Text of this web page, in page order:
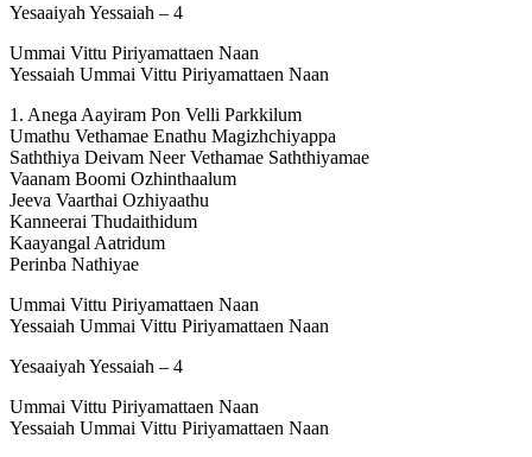
Yesaaiyah Yessaiah – 4
Ummai Vittu Piriyamattaen Naan
Yessaiah Ummai Vittu Piriyamattaen Naan
1. Anega Aayiram Pon Velli Parkkilum
Umathu Vethamae Enathu Magizhchiyappa
Saththiya Deivam Neer Vethamae Saththiyamae
Vaanam Boomi Ozhinthaalum
Jeeva Vaarthai Ozhiyaathu
Kanneerai Thudaithidum
Kaayangal Aatridum
Perinba Nathiyae
Ummai Vittu Piriyamattaen Naan
Yessaiah Ummai Vittu Piriyamattaen Naan
Yesaaiyah Yessaiah – 4
Ummai Vittu Piriyamattaen Naan
Yessaiah Ummai Vittu Piriyamattaen Naan